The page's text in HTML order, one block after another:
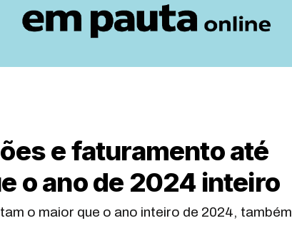
e faturamento até
o ano de 2024 inteiro
o maior que o ano inteiro de 2024, também